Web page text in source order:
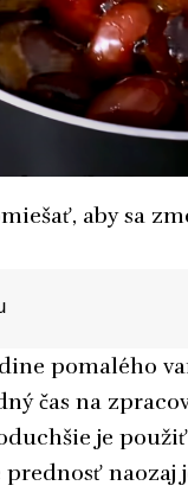
aby sa
pomalého
čas na
je